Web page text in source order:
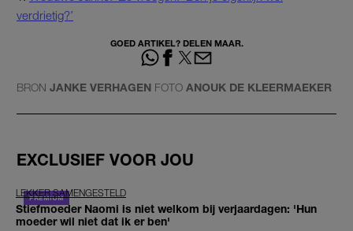
verdrietig?’
GOED ARTIKEL? DELEN MAAR.
BRON JANKE VERHAGEN FOTO ANOUK DE KLEERMAEKER
EXCLUSIEF VOOR JOU
LEKKER SAMENGESTELD
Stiefmoeder Naomi is niet welkom bij verjaardagen: 'Hun
moeder wil niet dat ik er ben'